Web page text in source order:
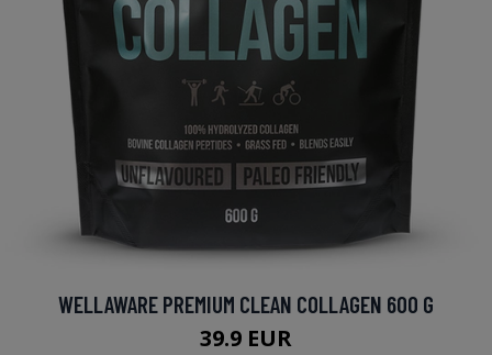
WELLAWARE PREMIUM CLEAN COLLAGEN 600 G
39.9 EUR